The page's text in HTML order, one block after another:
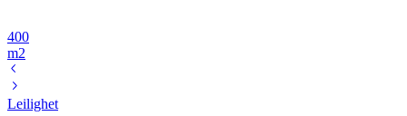
400
m2
Leilighet